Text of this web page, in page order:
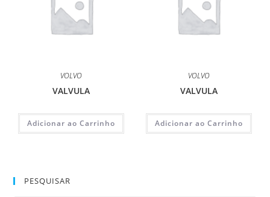
VOLVO
VALVULA
Adicionar ao Carrinho
VOLVO
VALVULA
Adicionar ao Carrinho
PESQUISAR